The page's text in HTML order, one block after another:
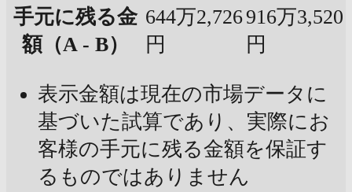
手元に残る金
額（A - B）
644万2,726
円
916万3,520
円
表示金額は現在の市場データに
基づいた試算であり、実際にお
客様の手元に残る金額を保証す
るものではありません